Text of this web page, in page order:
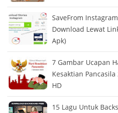
SaveFrom
Download Lewat
Apk)
7 Gambar Ucapan
Kesaktian Pancasila
HD
15 Lagu Untuk